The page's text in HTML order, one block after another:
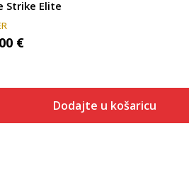
Strike Elite
€
Dodajte u košaricu